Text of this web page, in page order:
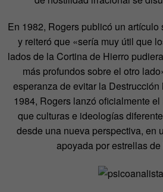
En 1982, Rogers publicó un
y reiteró que «sería muy útil que
lados de la Cortina de Hierro
más profundos sobre el otro
esperanza de evitar la
1984, Rogers lanzó oficialmente
que culturas e ideologías
desde una nueva perspectiva, en
apoyada por estrellas